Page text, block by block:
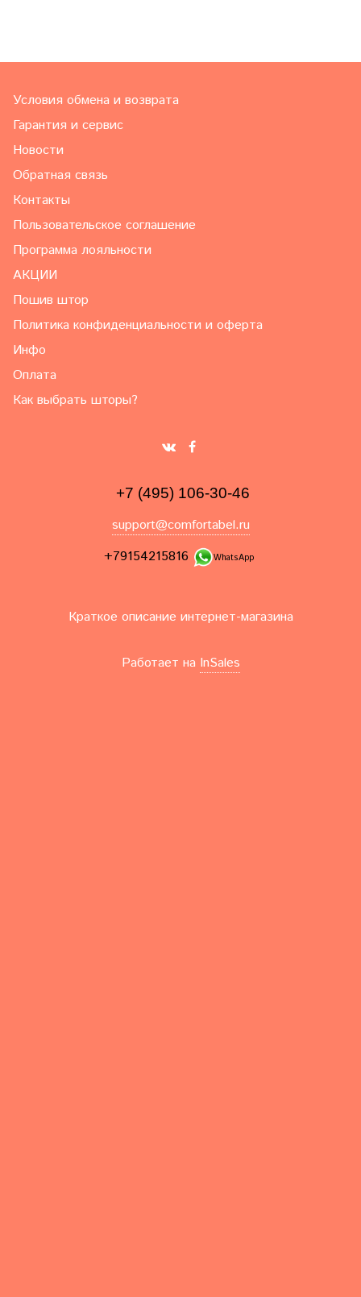
Условия обмена и возврата
Гарантия и сервис
Новости
Обратная связь
Контакты
Пользовательское соглашение
Программа лояльности
АКЦИИ
Пошив штор
Политика конфиденциальности и оферта
Инфо
Оплата
Как выбрать шторы?
+7 (495) 106-30-46
support@comfortabel.ru
+79154215816
WhatsApp
Краткое описание интернет-магазина
Работает на InSales